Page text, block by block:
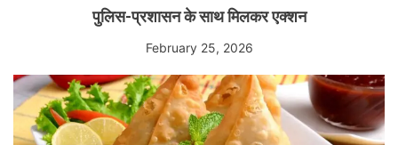
पुलिस-प्रशासन के साथ मिलकर एक्शन
February 25, 2026